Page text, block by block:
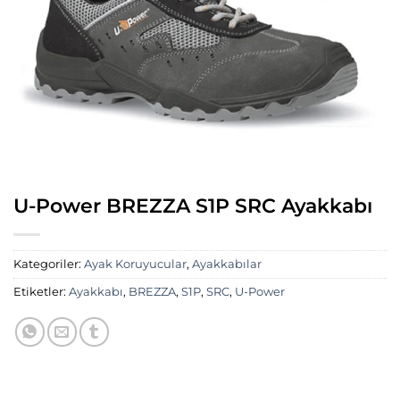
U-Power BREZZA S1P SRC Ayakkabı
Kategoriler: Ayak Koruyucular, Ayakkabılar
Etiketler: Ayakkabı, BREZZA, S1P, SRC, U-Power